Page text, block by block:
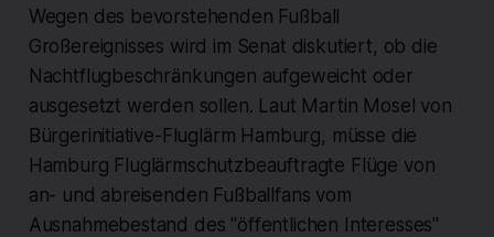
Wegen des bevorstehenden Fußball
Großereignisses wird im Senat diskutiert, ob die
Nachtflugbeschränkungen aufgeweicht oder
ausgesetzt werden sollen. Laut Martin Mosel von
Bürgerinitiative-Fluglärm Hamburg, müsse die
Hamburg Fluglärmschutzbeauftragte Flüge von
an- und abreisenden Fußballfans vom
Ausnahmebestand des "öffentlichen Interesses"